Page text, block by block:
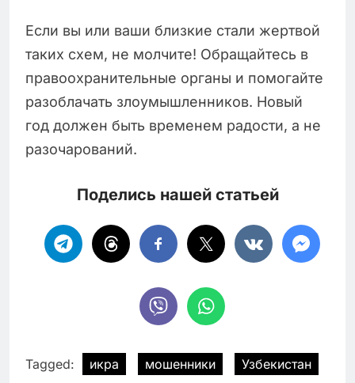
Если вы или ваши близкие стали жертвой
таких схем, не молчите! Обращайтесь в
правоохранительные органы и помогайте
разоблачать злоумышленников. Новый
год должен быть временем радости, а не
разочарований.
Поделись нашей статьей
Tagged: икра мошенники Узбекистан